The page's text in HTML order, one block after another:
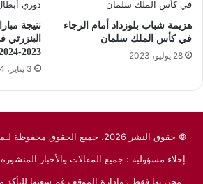
هزيمة شباب بلوزداد أمام الرجاء
في كأس الملك سلمان
28 يوليو، 2023
نتيجة
2023-2024
3 يناير، 2024
© حقوق النشر 2026، جميع الحقوق محفوظة لـموقع المايسترو الرياضي
إخلاء مسؤولية : جميع المقالات والأخبار
محرريها فقط ، وإدارة الموقع رغم سعيها